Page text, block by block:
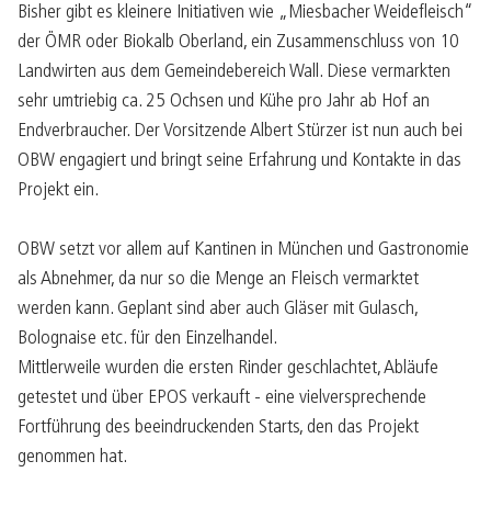
Bisher gibt es kleinere Initiativen wie „Miesbacher Weidefleisch“
der ÖMR oder Biokalb Oberland, ein Zusammenschluss von 10
Landwirten aus dem Gemeindebereich Wall. Diese vermarkten
sehr umtriebig ca. 25 Ochsen und Kühe pro Jahr ab Hof an
Endverbraucher. Der Vorsitzende Albert Stürzer ist nun auch bei
OBW engagiert und bringt seine Erfahrung und Kontakte in das
Projekt ein.
OBW setzt vor allem auf Kantinen in München und Gastronomie
als Abnehmer, da nur so die Menge an Fleisch vermarktet
werden kann. Geplant sind aber auch Gläser mit Gulasch,
Bolognaise etc. für den Einzelhandel.
Mittlerweile wurden die ersten Rinder geschlachtet, Abläufe
getestet und über EPOS verkauft - eine vielversprechende
Fortführung des beeindruckenden Starts, den das Projekt
genommen hat.